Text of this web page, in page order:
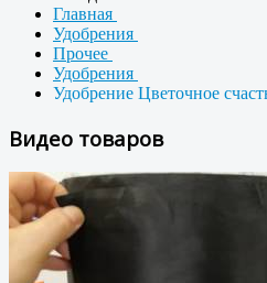
Главная
Удобрения
Прочее
Удобрения
Удобрение Цветочное
Видео товаров